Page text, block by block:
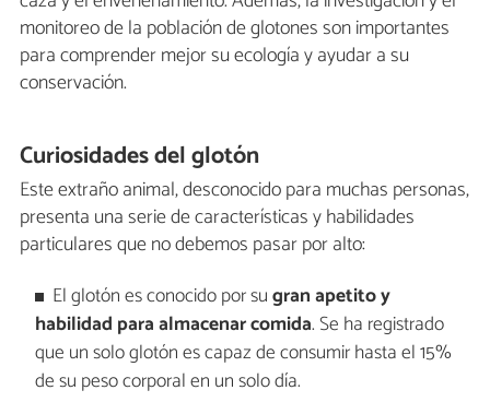
monitoreo de la población de glotones son importantes
para comprender mejor su ecología y ayudar a su
conservación.
Curiosidades del glotón
Este extraño animal, desconocido para muchas personas,
presenta una serie de características y habilidades
particulares que no debemos pasar por alto:
El glotón es conocido por sugran apetito y
habilidad para almacenar comida. Se ha registrado
que un solo glotón es capaz de consumir hasta el 15%
de su peso corporal en un solo día.